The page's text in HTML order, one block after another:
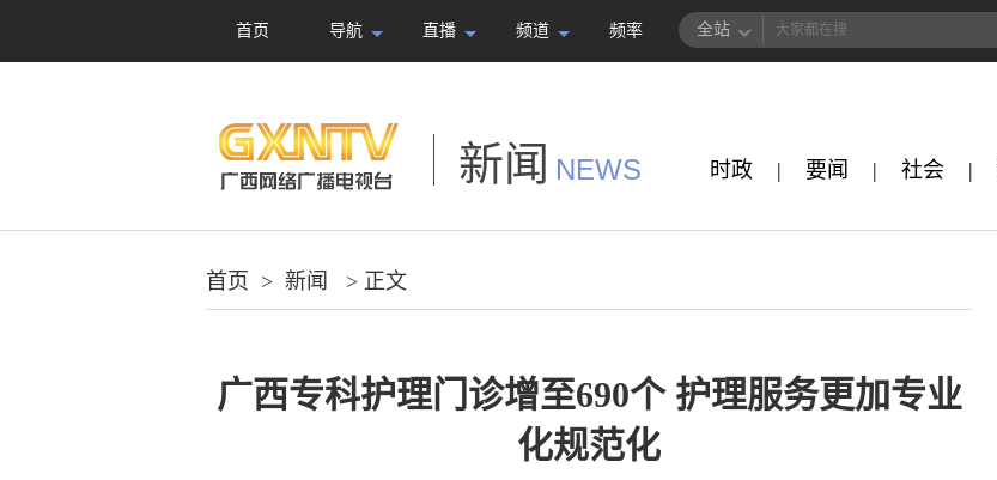
首页 导航 直播 频道 频率 全站
新闻 NEWS 时政 | 要闻 | 社会 |
首页 > 新闻 > 正文
广西专科护理门诊增至690个 护理服务更加专业
化规范化